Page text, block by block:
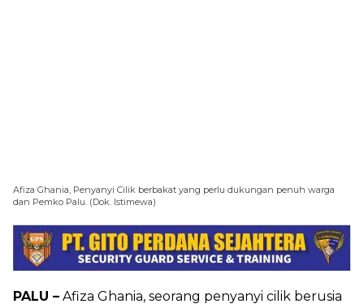
Afiza Ghania, Penyanyi Cilik berbakat yang perlu dukungan penuh warga
dan Pemko Palu. (Dok. Istimewa)
PALU – Afiza Ghania, seorang penyanyi cilik berusia